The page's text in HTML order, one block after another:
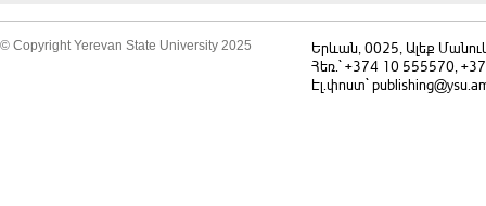
© Copyright Yerevan State University 2025
Երևան, 0025, Ալեք
Հեռ.` +374 10 555570,
Էլ.փոստ`